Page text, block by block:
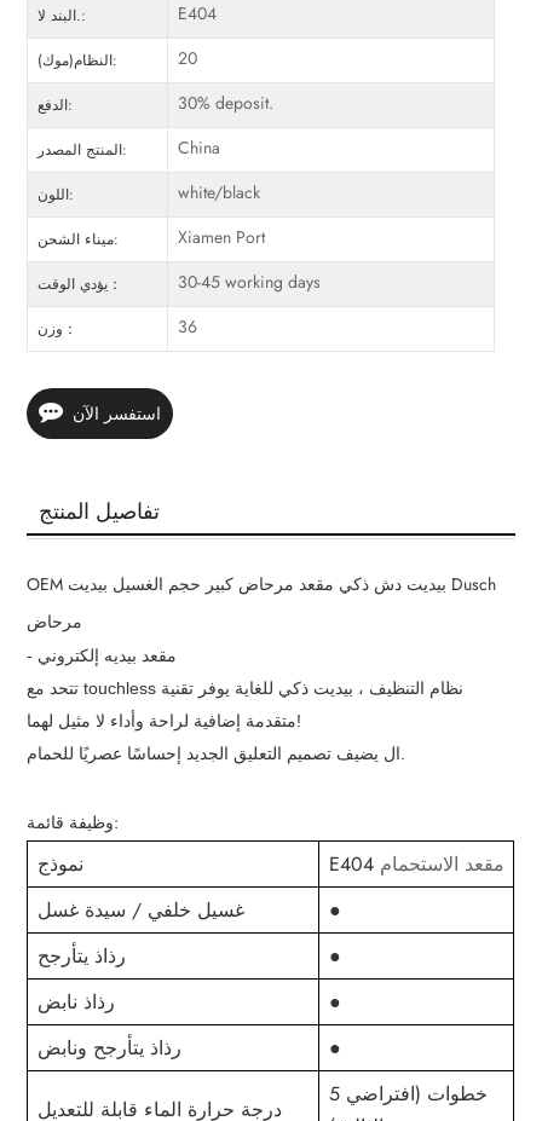
البند لا.: E404
النظام(موك): 20
الدفع: 30% deposit.
المنتج المصدر: China
اللون: white/black
ميناء الشحن: Xiamen Port
يؤدي الوقت： 30-45 working days
وزن： 36
استفسر الآن
تفاصيل المنتج
OEM بيديت دش ذكي مقعد مرحاض كبير حجم الغسيل بيديت Dusch
مرحاض
- مقعد بيديه إلكتروني
تتحد مع touchless نظام التنظيف ، بيديت ذكي للغاية يوفر تقنية
متقدمة إضافية لراحة وأداء لا مثيل لهما!
ال يضيف تصميم التعليق الجديد إحساسًا عصريًا للحمام.
وظيفة قائمة:
نموذج E404 مقعد الاستحمام
غسيل خلفي / سيدة غسل
●
رذاذ يتأرجح
●
رذاذ نابض
●
رذاذ يتأرجح ونابض
●
درجة حرارة الماء قابلة للتعديل
5 خطوات (افتراضي